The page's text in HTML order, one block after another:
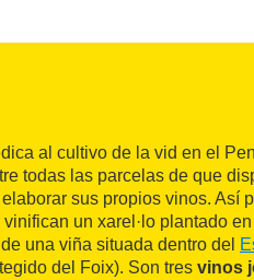
al cultivo de la vid en el
todas las parcelas de que
sus propios vinos. Así
un xarel·lo plantado
una viña situada dentro del
del Foix). Son tres vinos